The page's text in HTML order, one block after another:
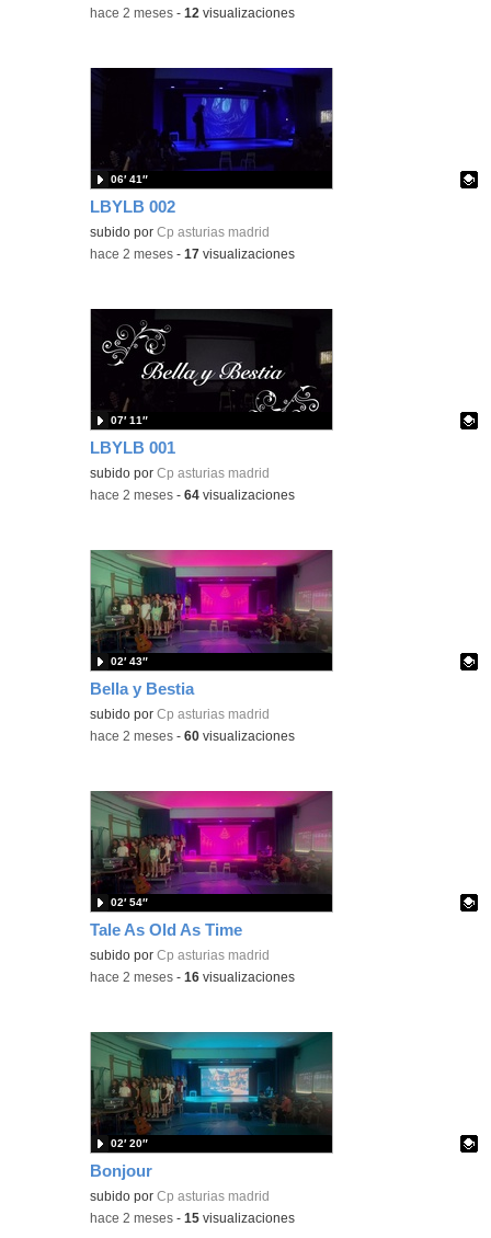
-hace 2 meses -12 visualizaciones
LBYLB 002
Contenido educativo.
subido porCp asturias madrid
06′ 41″
-hace 2 meses -17 visualizaciones
LBYLB 001
Contenido educativo.
subido porCp asturias madrid
07′ 11″
-hace 2 meses -64 visualizaciones
Bella y Bestia
Contenido educativo.
subido porCp asturias madrid
02′ 43″
-hace 2 meses -60 visualizaciones
Tale As Old As Time
Contenido educativo.
subido porCp asturias madrid
02′ 54″
-hace 2 meses -16 visualizaciones
Bonjour
Contenido educativo.
subido porCp asturias madrid
02′ 20″
-hace 2 meses -15 visualizaciones